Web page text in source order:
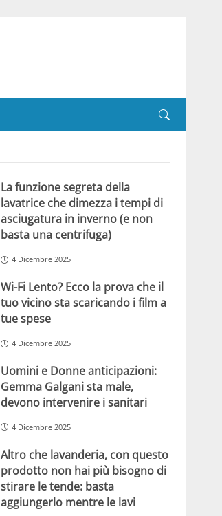
La funzione segreta della
lavatrice che dimezza i tempi di
asciugatura in inverno (e non
basta una centrifuga)
4 Dicembre 2025
Wi-Fi Lento? Ecco la prova che il
tuo vicino sta scaricando i film a
tue spese
4 Dicembre 2025
Uomini e Donne anticipazioni:
Gemma Galgani sta male,
devono intervenire i sanitari
4 Dicembre 2025
Altro che lavanderia, con questo
prodotto non hai più bisogno di
stirare le tende: basta
aggiungerlo mentre le lavi